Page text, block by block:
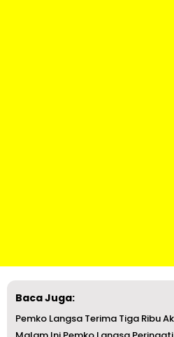
Baca Juga:
Pemko Langsa Terima Tiga Ribu